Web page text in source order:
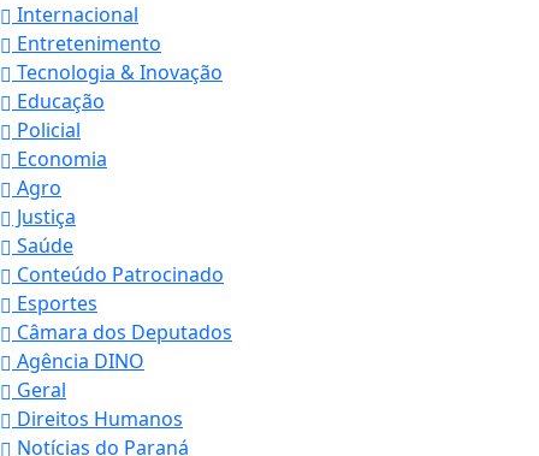
Internacional
Entretenimento
Tecnologia & Inovação
Educação
Policial
Economia
Agro
Justiça
Saúde
Conteúdo Patrocinado
Esportes
Câmara dos Deputados
Agência DINO
Geral
Direitos Humanos
Notícias do Paraná